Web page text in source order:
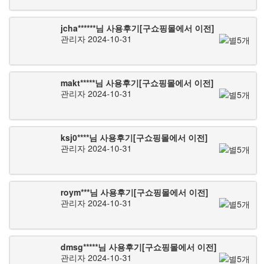
jcha******님 사용후기[구쇼핑몰에서 이전]
관리자 2024-10-31
makt*****님 사용후기[구쇼핑몰에서 이전]
관리자 2024-10-31
ksj0****님 사용후기[구쇼핑몰에서 이전]
관리자 2024-10-31
roym***님 사용후기[구쇼핑몰에서 이전]
관리자 2024-10-31
dmsg*****님 사용후기[구쇼핑몰에서 이전]
관리자 2024-10-31